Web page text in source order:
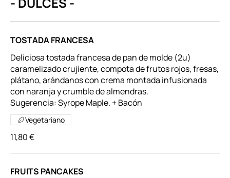
TOSTADA FRANCESA
Deliciosa tostada francesa de pan de molde (2u)
caramelizado crujiente, compota de frutos rojos, fresas,
plátano, arándanos con crema montada infusionada
con naranja y crumble de almendras.
11,80 €
Vegetariano
FRUITS PANCAKES